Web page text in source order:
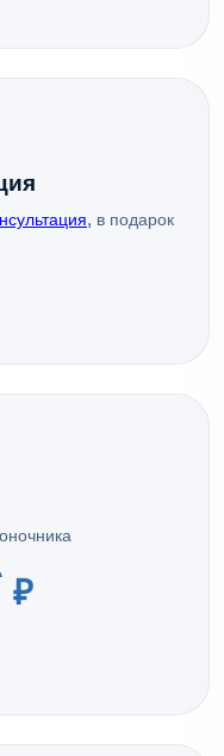
, в подарок
₽